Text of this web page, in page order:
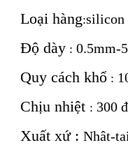
Loại hàng:silicon
Độ dày: 0.5mm-
Quy cách khổ:
Chịu nhiệt : 300
Xuất xứ : Nhât-